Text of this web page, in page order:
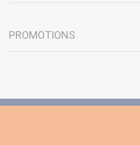
PROMOTIONS